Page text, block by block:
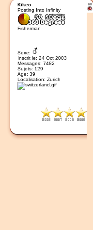
Kikeo
Posting Into Infinity
Fisherman
Sexe:
Inscrit le: 24 Oct 2003
Messages: 7482
Sujets: 129
Age: 39
Localisation: Zurich